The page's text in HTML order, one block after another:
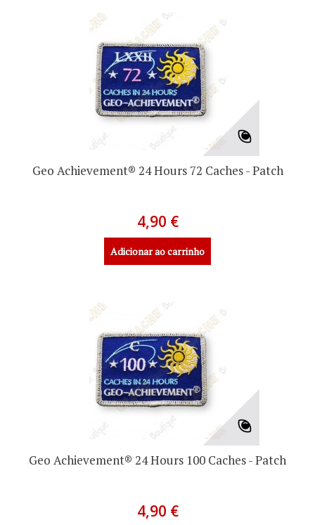
Geo Achievement® 24 Hours 72 Caches - Patch
4,90 €
Adicionar ao carrinho
Geo Achievement® 24 Hours 100 Caches - Patch
4,90 €